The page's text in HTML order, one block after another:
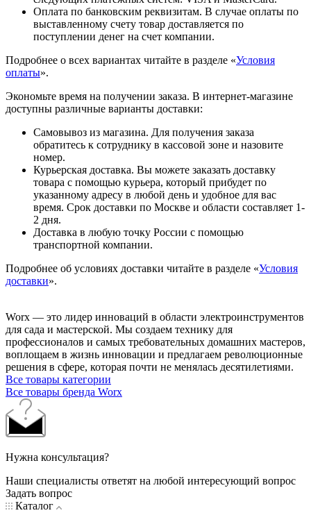
Оплата по банковским реквизитам. В случае оплаты по
выставленному счету товар доставляется по
поступлении денег на счет компании.
Подробнее о всех вариантах читайте в разделе «Условия
оплаты».
Экономьте время на получении заказа. В интернет-магазине
доступны различные варианты доставки:
Самовывоз из магазина. Для получения заказа
обратитесь к сотруднику в кассовой зоне и назовите
номер.
Курьерская доставка. Вы можете заказать доставку
товара с помощью курьера, который прибудет по
указанному адресу в любой день и удобное для вас
время. Срок доставки по Москве и области составляет 1-
2 дня.
Доставка в любую точку России с помощью
транспортной компании.
Подробнее об условиях доставки читайте в разделе «Условия
доставки».
Worx — это лидер инноваций в области электроинструментов
для сада и мастерcкой. Мы создаем технику для
профессионалов и самых требовательных домашних мастеров,
воплощаем в жизнь инновации и предлагаем революционные
решения в сфере, которая почти не менялась десятилетиями.
Все товары категории
Все товары бренда Worx
Нужна консультация?
Наши специалисты ответят на любой интересующий вопрос
Задать вопрос
Каталог